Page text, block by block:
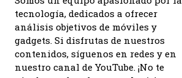
tecnología, dedicados a ofrecer
análisis objetivos de móviles y
gadgets. Si disfrutas de nuestros
contenidos, síguenos en redes y en
nuestro canal de YouTube. ¡No te